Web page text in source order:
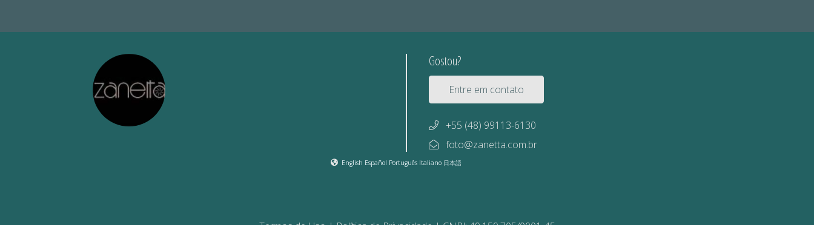
Gostou?
Entre em contato
+55 (48) 99113-6130
foto@zanetta.com.br
English Español Português Italiano 日本語